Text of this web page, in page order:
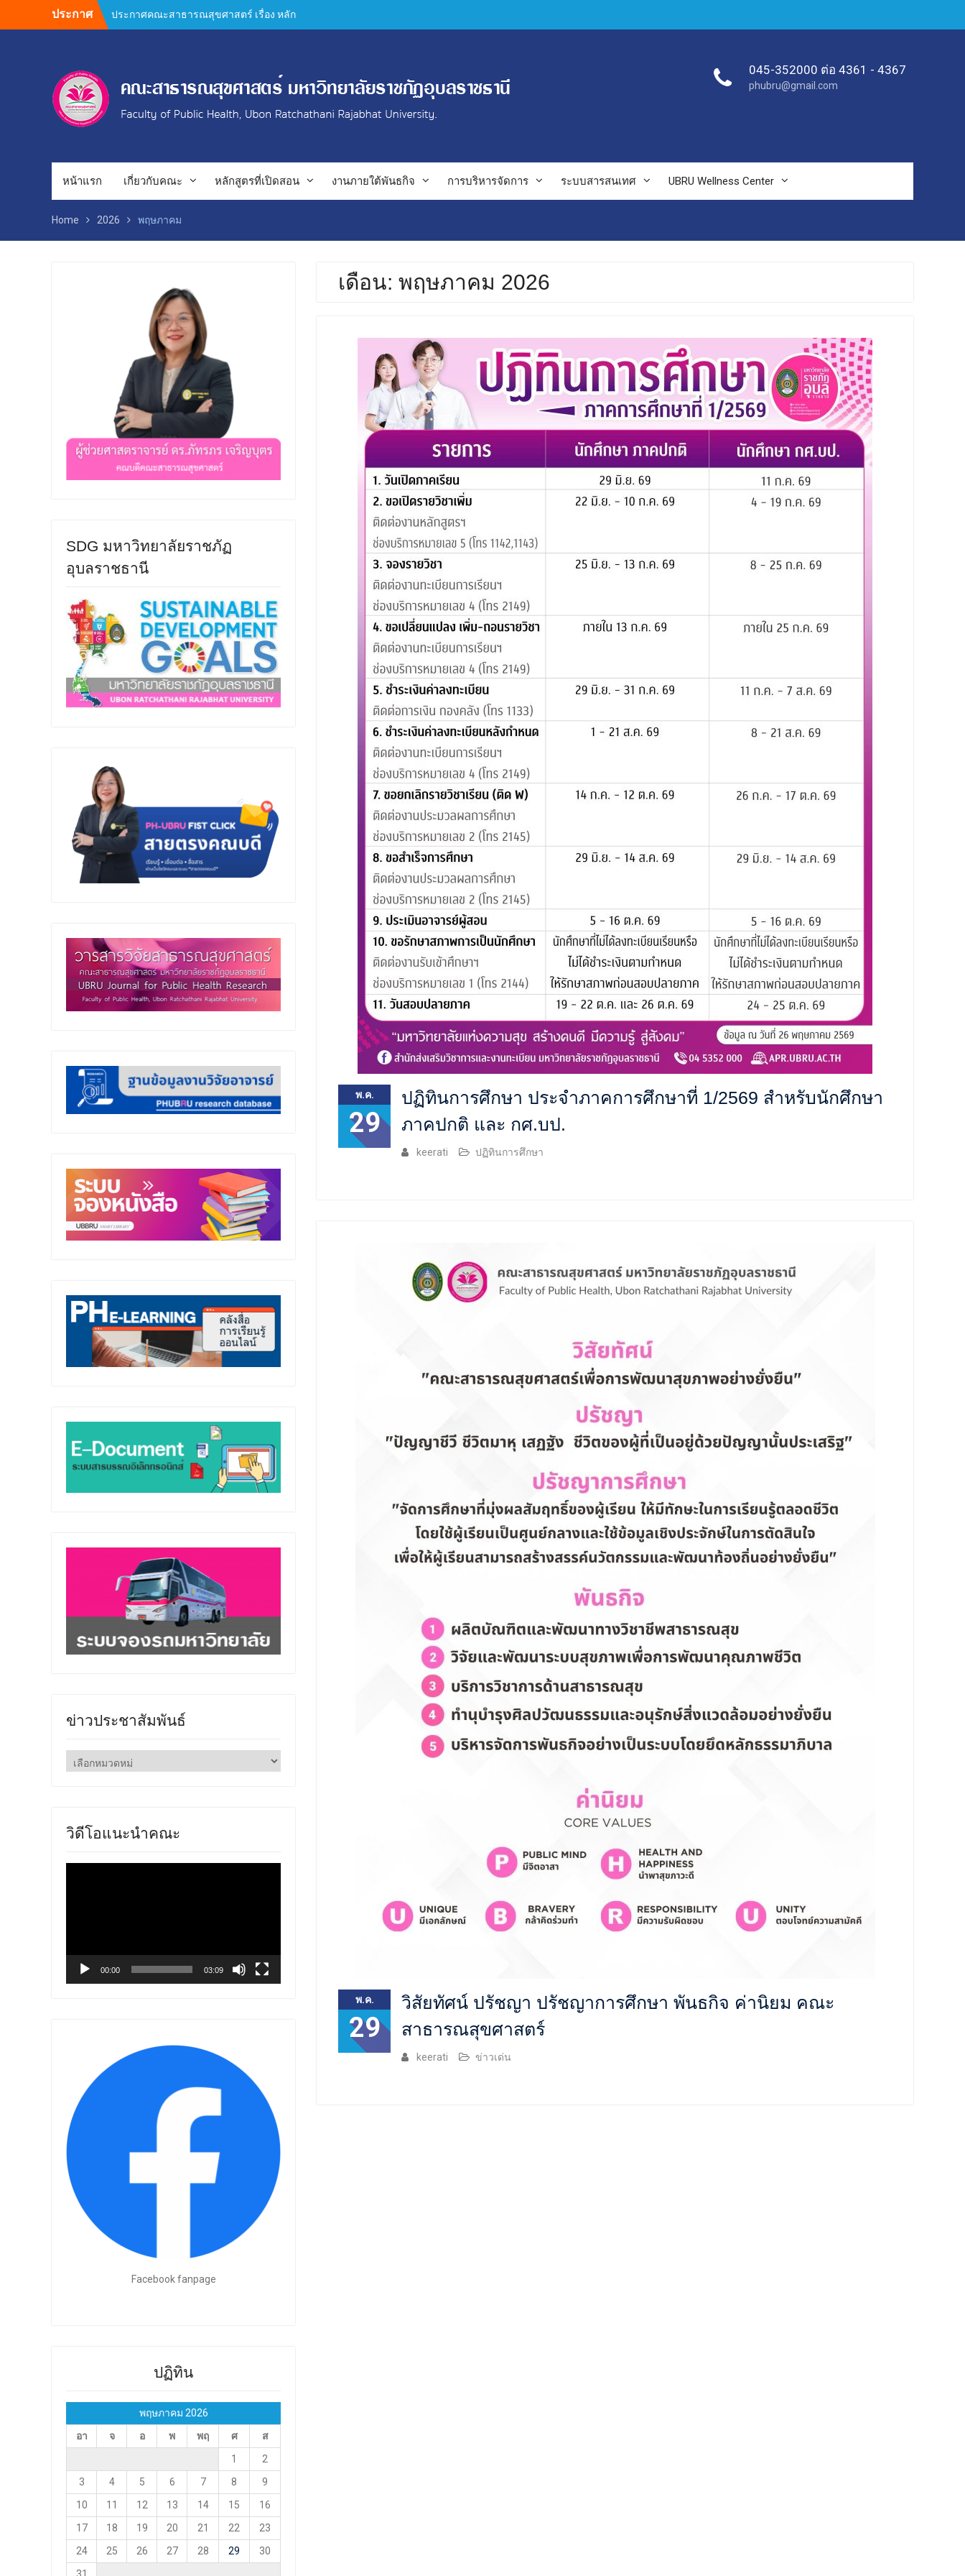
ประกาศ
ประกาศคณะสาธารณสุขศาสตร์ เรื่อง หลัก
เกณฑ์การสนับสนุนค่าใช้จ่ายในการทำผล
Preparation Requirements
ศาสตร์ 2569
(AUN QA / TQF) ประจำปีการศึกษา 2568
กิจกรรมประกวดผลงานวิชาการ วิจัย และ
045-352000 ต่อ 4361 - 4367
phubru@gmail.com
หน้าแรก เกี่ยวกับคณะ หลักสูตรที่เปิดสอน งานภายใต้พันธกิจ การบริหารจัดการ ระบบสารสนเทศ UBRU Wellness Center
Home 2026 พฤษภาคม
เดือน: พฤษภาคม 2026
พ.ค.
29
ปฏิทินการศึกษา ประจำภาคการศึกษาที่ 1/2569 สำหรับนักศึกษา
ภาคปกติ และ กศ.บป.
keerati ปฏิทินการศึกษา
พ.ค.
29
วิสัยทัศน์ ปรัชญา ปรัชญาการศึกษา พันธกิจ ค่านิยม คณะ
สาธารณสุขศาสตร์
keerati ข่าวเด่น
SDG มหาวิทยาลัยราชภัฏ
อุบลราชธานี
ข่าวประชาสัมพันธ์
ข่าว
ประชาสัมพันธ์
วิดีโอแนะนำคณะ
00:00 03:09
Facebook fanpage
ปฏิทิน
พฤษภาคม 2026
อา
จ อ พ พฤ ศ
ส
1
2
3
4 5 6 7 8
9
10
11 12 13 14 15
16
17
18 19 20 21 22
23
24
25 26 27 28 29
30
31